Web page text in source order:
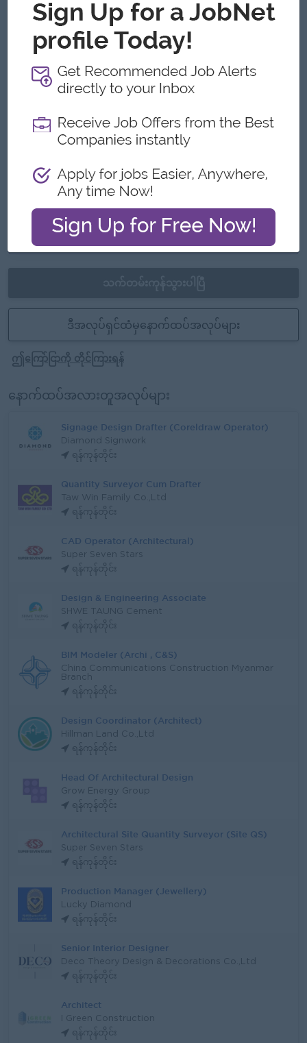
- Perfect Attendance Bonus
ထူးခြားချက်များ
ကောင်းမွန်သောကုမ္ပဏီ
အောင်မြင်မှုအစဉ်အမြဲရရှိနေသောအသင်းနဲ့လက်တွဲ
ရာထူးတိုးမြှင့်ရန်အခွင့်အလမ်းများ
လုပ်ငန်းကျွမ်းကျင်မှုမြှင့်တင်ရေးသင်တန်းများတက်
ရောက်နိုင်ခွင့်
ကျွမ်းကျင်မှုအသစ်များနှင့်နည်းပညာအသစ်များကို
သင်ယူလေ့လာနိုင်ခြင်း
ဒီအလုပ်ရှင်ထံမှနောက်ထပ်အလုပ်များ
ဤကြော်ငြာကို တိုင်ကြားရန်
နောက်ထပ်အလားတူအလုပ်များ
Signage Design Drafter (Coreldraw Operator)
Diamond Signwork
ရန်ကုန်တိုင်း
Quantity Surveyor Cum Drafter
Taw Win Family Co.,Ltd
ရန်ကုန်တိုင်း
CAD Operator (Architectural)
Super Seven Stars
ရန်ကုန်တိုင်း
Design & Engineering Associate
SHWE TAUNG Cement
ရန်ကုန်တိုင်း
BIM Modeler (Archi , C&S)
China Communications Construction Myanmar
Branch
ရန်ကုန်တိုင်း
Design Coordinator (Architect)
Hillman Land Co.,Ltd
ရန်ကုန်တိုင်း
Head Of Architectural Design
Grow Energy Group
ရန်ကုန်တိုင်း
Architectural Site Quantity Surveyor (Site QS)
Super Seven Stars
ရန်ကုန်တိုင်း
Production Manager (Jewellery)
Lucky Diamond
ရန်ကုန်တိုင်း
Senior Interior Designer
Deco Theory Design & Decorations Co.,Ltd
ရန်ကုန်တိုင်း
Architect
I Green Construction
ရန်ကုန်တိုင်း